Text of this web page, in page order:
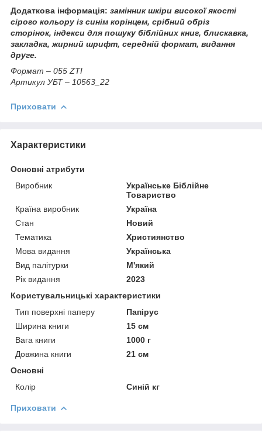
Додаткова інформація: замінник шкіри високої якості
сірого кольору із синім корінцем, срібний обріз
сторінок, індекси для пошуку біблійних книг, блискавка,
закладка, жирний шрифт, середній формат, видання
друге.
Формат – 055 ZТІ
Артикул УБТ – 10563_22
Приховати
Характеристики
Основні атрибути
Виробник
Українське Біблійне
Товариство
Країна виробник
Україна
Стан
Новий
Тематика
Християнство
Мова видання
Українська
Вид палітурки
М'який
Рік видання
2023
Користувальницькі характеристики
Тип поверхні паперу
Папірус
Ширина книги
15 см
Вага книги
1000 г
Довжина книги
21 см
Основні
Колір
Синій кг
Приховати